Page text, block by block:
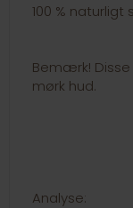
100 % naturligt
Bemærk!
mørk hud.
Analyse: